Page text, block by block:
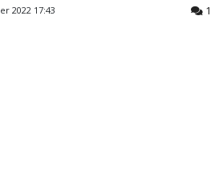
2022 17:43 1